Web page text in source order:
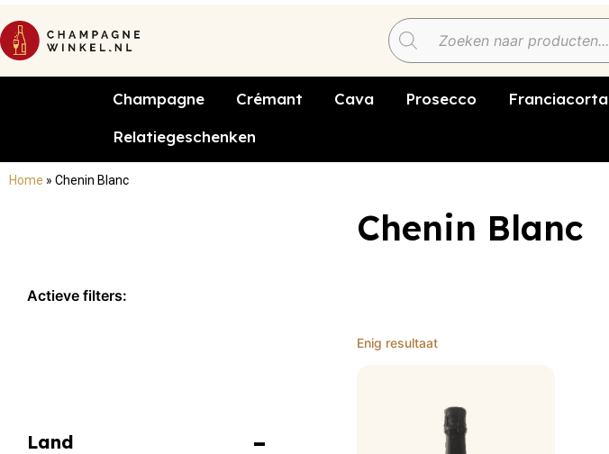
Champagne Crémant Cava Prosecco Franciacorta
Relatiegeschenken
Home » Chenin Blanc
Chenin Blanc
Actieve filters:
Land
Enig resultaat